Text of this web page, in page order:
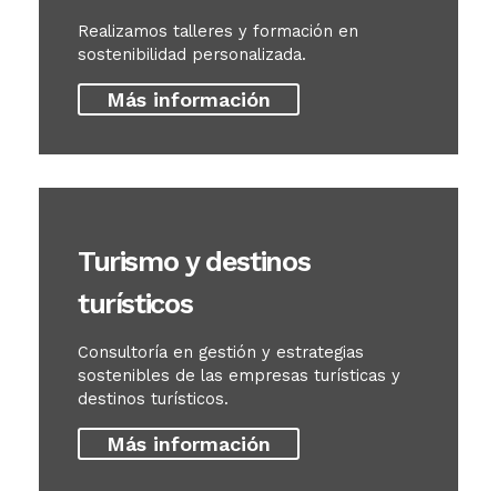
Realizamos talleres y formación en
sostenibilidad personalizada.
Más información
Turismo y destinos
turísticos
Consultoría en gestión y estrategias
sostenibles de las empresas turísticas y
destinos turísticos.
Más información